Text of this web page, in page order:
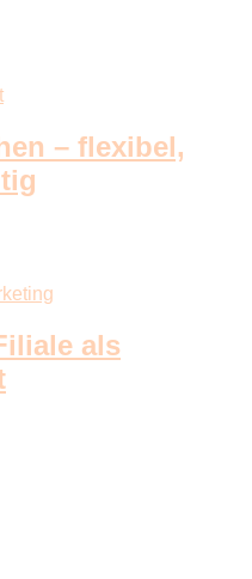
– flexibel,
als